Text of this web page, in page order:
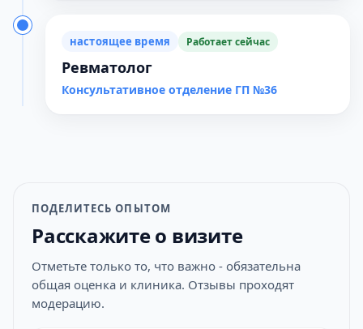
настоящее время Работает сейчас
Ревматолог
Консультативное отделение ГП №36
ПОДЕЛИТЕСЬ ОПЫТОМ
Расскажите о визите
Отметьте только то, что важно - обязательна
общая оценка и клиника. Отзывы проходят
модерацию.